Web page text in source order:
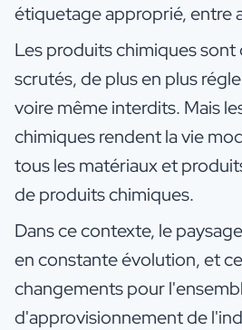
étiquetage approprié, entre
Les produits chimiques
scrutés, de plus en plus
voire même interdits. Mais
chimiques rendent la vie
tous les matériaux et
de produits chimiques.
Dans ce contexte, le
en constante évolution, et
changements pour
d'approvisionnement de